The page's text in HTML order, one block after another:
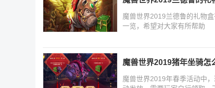
魔兽世界2019兰德鲁的礼物
一览，希望对大家有所帮助
魔兽世界2019猪年坐骑怎
魔兽世界2019年春季活动中